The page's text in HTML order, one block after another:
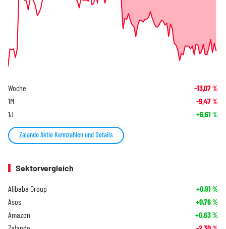
Woche -13,07%
1M -9,47%
1J +6,61 %
Zalando Aktie Kennzahlen und Details
Sektorvergleich
Alibaba Group +0,91 %
Asos +0,76%
Amazon +0,63%